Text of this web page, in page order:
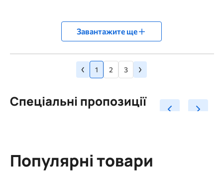
Завантажите ще
Попередня
сторінка
‹ Сторінка
1 Сторінка
2 Сторінка
3 Наступна
сторінка
›
Спеціальні пропозиції
Популярні товари